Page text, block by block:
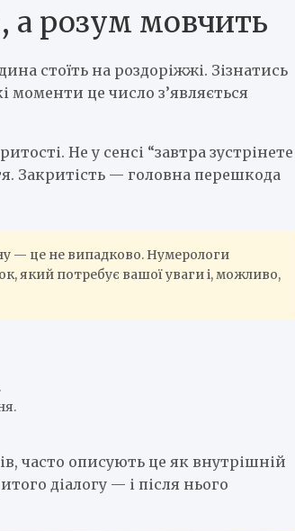
а розум мовчить
стоїть на роздоріжжі. Зізнатись
моменти це число з’являється
Не у сенсі “завтра зустрінете
Закритість — головна перешкода
— це не випадково. Нумерологи
який потребує вашої уваги і, можливо,
часто описують це як внутрішній
діалогу — і після нього